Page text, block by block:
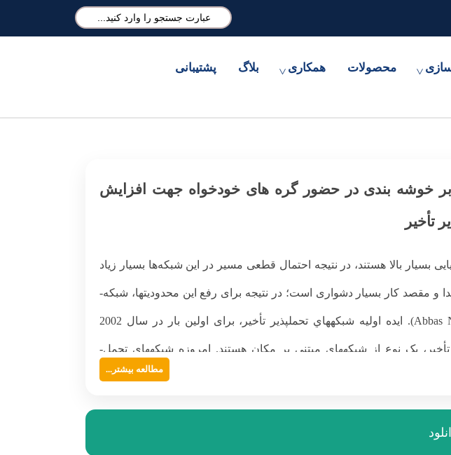
و شبیه سازی مقالات علمی
محصولات همکاری بلاگ پشتیبانی
بر خوشه بندی در حضور گره های خودخواه جهت افزایش
تأخیر
بسیار بالا هستند، در نتیجه احتمال قطعی مسیر در این شبکه‌ها بسیار زیاد
های تحمل­پذیر تأخیر معرفی می‌شوند (Abbas Nayebia, 2010). ایده اولیه شبکه­هاي تحمل­پذیر تأخیر، برای اولین بار در سال 2002
مطالعه بیشتر...